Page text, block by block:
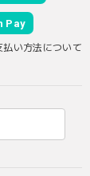
Pay
払い方法について